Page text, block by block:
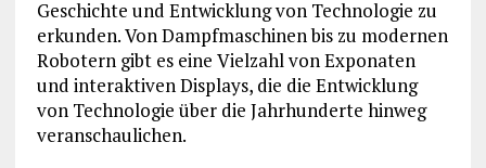
Geschichte und Entwicklung von Technologie zu
erkunden. Von Dampfmaschinen bis zu modernen
Robotern gibt es eine Vielzahl von Exponaten
und interaktiven Displays, die die Entwicklung
von Technologie über die Jahrhunderte hinweg
veranschaulichen.